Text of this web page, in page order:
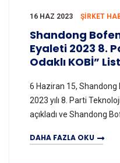
16 HAZ 2023 ŞIRKET
Shandong
Eyaleti 2023 8.
Odaklı KOBİ”
6 Haziran 15, Shandong
2023 yılı 8. Parti
açıkladı ve Shandong
DAHA FAZLA OKU